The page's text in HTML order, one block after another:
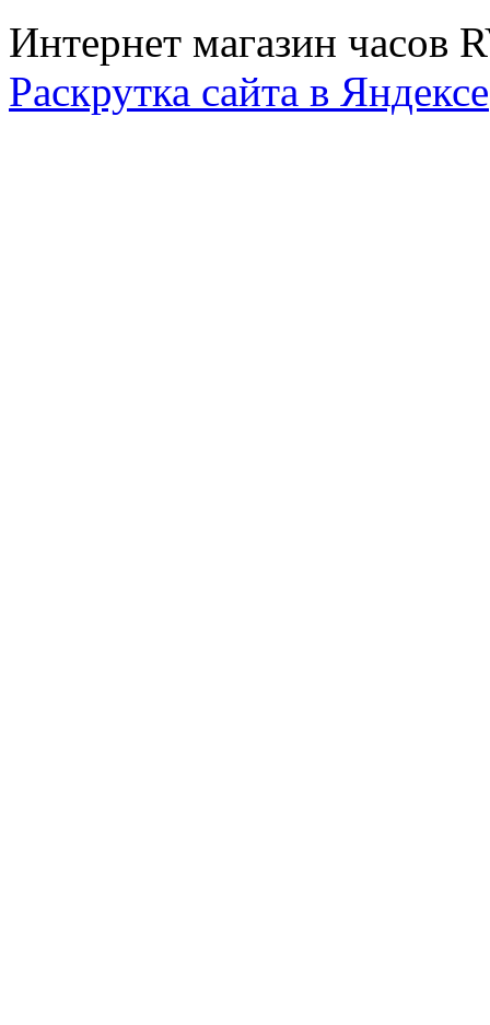
Интернет магазин часов
Раскрутка сайта в Яндексе